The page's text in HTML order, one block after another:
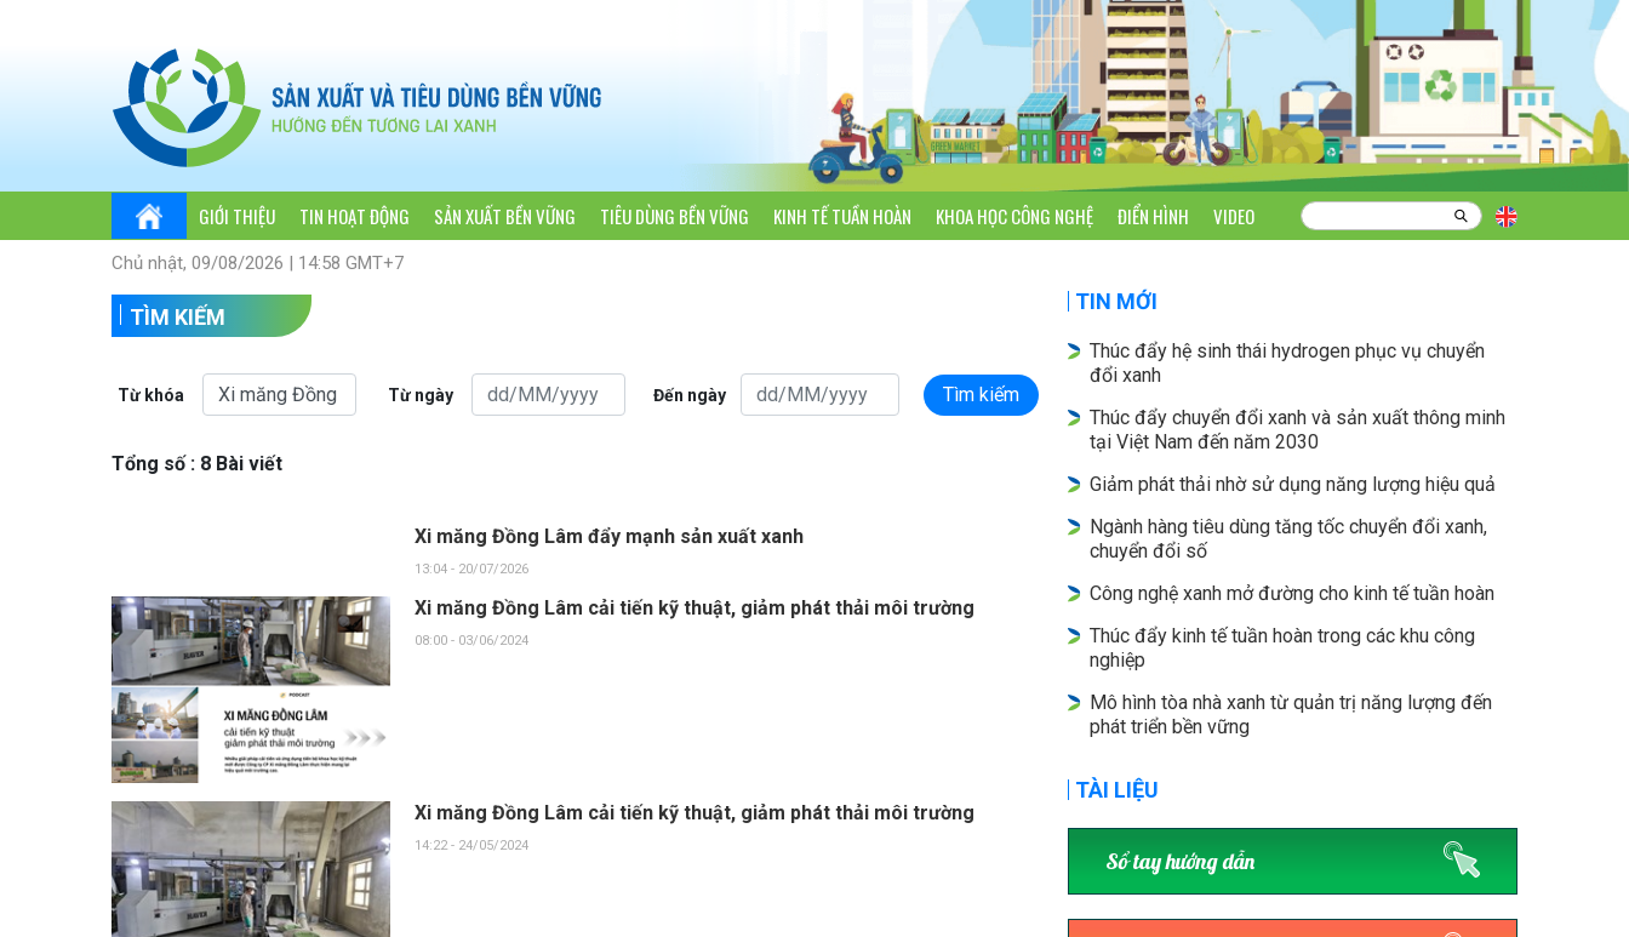
GIỚI THIỆU TIN HOẠT ĐỘNG SẢN XUẤT BỀN VỮNG TIÊU DÙNG BỀN VỮNG KINH TẾ TUẦN HOÀN KHOA HỌC CÔNG NGHỆ ĐIỂN HÌNH VIDEO
Chủ nhật, 09/08/2026 | 14:58 GMT+7
TÌM KIẾM
Từ khóa Từ ngày Đến ngày Tìm kiếm
Tổng số : 8 Bài viết
Xi măng Đồng Lâm đẩy mạnh sản xuất xanh
13:04 - 20/07/2026
Xi măng Đồng Lâm cải tiến kỹ thuật, giảm phát thải môi trường
08:00 - 03/06/2024
Xi măng Đồng Lâm cải tiến kỹ thuật, giảm phát thải môi trường
14:22 - 24/05/2024
TIN MỚI
Thúc đẩy hệ sinh thái hydrogen phục vụ chuyển
đổi xanh
Thúc đẩy chuyển đổi xanh và sản xuất thông minh
tại Việt Nam đến năm 2030
Giảm phát thải nhờ sử dụng năng lượng hiệu quả
Ngành hàng tiêu dùng tăng tốc chuyển đổi xanh,
chuyển đổi số
Công nghệ xanh mở đường cho kinh tế tuần hoàn
Thúc đẩy kinh tế tuần hoàn trong các khu công
nghiệp
Mô hình tòa nhà xanh từ quản trị năng lượng đến
phát triển bền vững
TÀI LIỆU
Sổ tay hướng dẫn